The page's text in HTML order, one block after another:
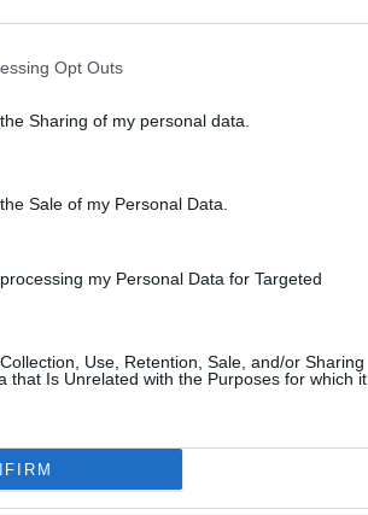
Opt Outs
Sharing of my personal data.
Sale of my Personal Data.
my Personal Data for Targeted
Use, Retention, Sale, and/or Sharing
that Is Unrelated with the Purposes for which it